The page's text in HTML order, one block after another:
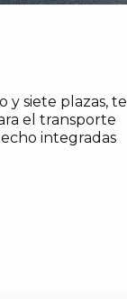
y siete plazas, te
el transporte
integradas